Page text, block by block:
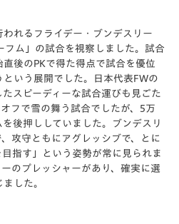
れるフライデー・ブンデスリー
フム」の試合を視察しました。試合
後のPKで得た得点で試合を優位
いう展開でした。日本代表FWの
スピーディーな試合運びも見ごた
フで雪の舞う試合でしたが、5万
後押ししていました。ブンデスリ
攻守ともにアグレッシブで、とに
指す」という姿勢が常に見られま
のプレッシャーがあり、確実に選
した。